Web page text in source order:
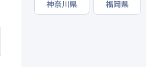
神奈川県 福岡県